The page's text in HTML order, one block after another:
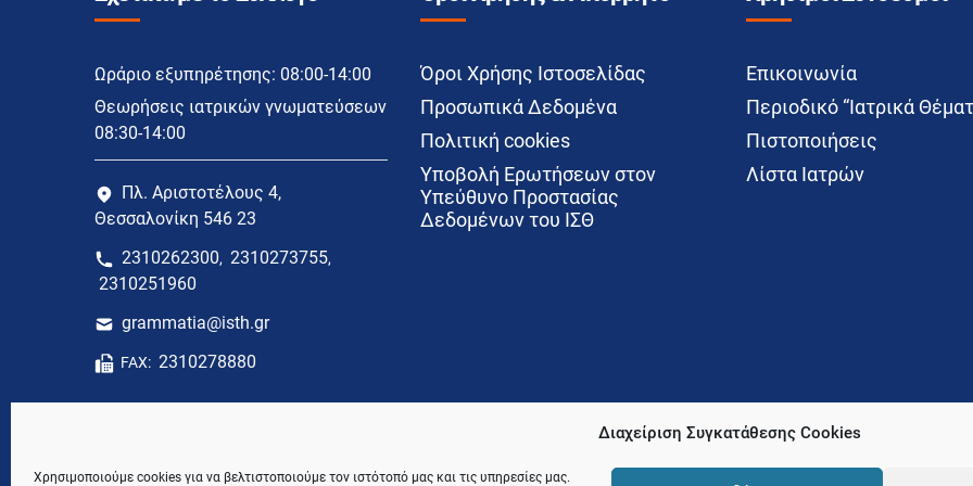
Διαχείριση Συγκατάθεσης Cookies
Χρησιμοποιούμε cookies για να βελτιστοποιούμε τον ιστότοπό μας και τις υπηρεσίες μας.
Ωράριο εξυπηρέτησης: 08:00-14:00
Θεωρήσεις ιατρικών γνωματεύσεων
08:30-14:00
Πλ. Αριστοτέλους 4,
Θεσσαλονίκη 546 23
2310262300, 2310273755,
2310251960
grammatia@isth.gr
FAX: 2310278880
Όροι Χρήσης Ιστοσελίδας
Προσωπικά Δεδομένα
Πολιτική cookies
Υποβολή Ερωτήσεων στον
Υπεύθυνο Προστασίας
Δεδομένων του ΙΣΘ
Επικοινωνία
Περιοδικό “Ιατρικά
Πιστοποιήσεις
Λίστα Ιατρών